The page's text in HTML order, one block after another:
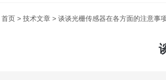
首页 > 技术文章 > 谈谈光栅传感器在各方面的注意事